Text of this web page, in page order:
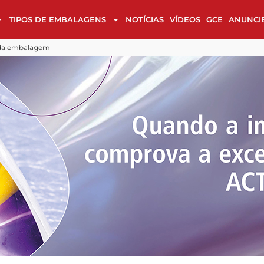
TIPOS DE EMBALAGENS NOTÍCIAS VÍDEOS GCE
em cultura, luxo e sustentabilidade
de Embalagem na reta final